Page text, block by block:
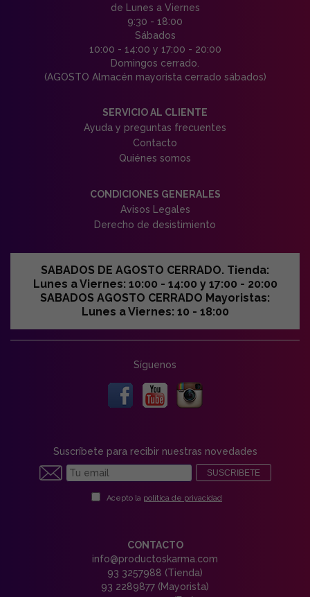
de Lunes a Viernes
9:30 - 18:00
Sábados
10:00 - 14:00 y 17:00 - 20:00
Domingos cerrado.
(AGOSTO Almacén mayorista cerrado sábados)
SERVICIO AL CLIENTE
Ayuda y preguntas frecuentes
Contacto
Quiénes somos
CONDICIONES GENERALES
Avisos Legales
Derecho de desistimiento
SABADOS DE AGOSTO CERRADO. Tienda:
Lunes a Viernes: 10:00 - 14:00 y 17:00 - 20:00
SABADOS AGOSTO CERRADO Mayoristas:
Lunes a Viernes: 10 - 18:00
Síguenos
Suscríbete para recibir nuestras novedades
SUSCRIBETE
Acepto la política de privacidad
CONTACTO
info@productoskarma.com
93 3257988 (Tienda)
93 2289877 (Mayorista)